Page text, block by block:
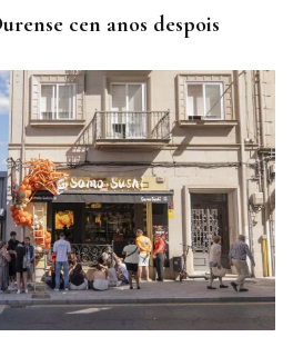
cen anos despois